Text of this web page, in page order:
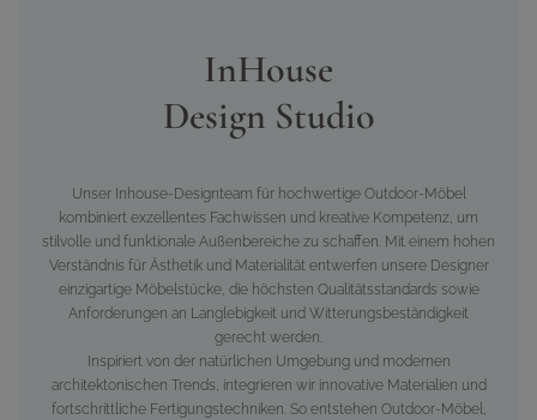
InHouse
Design Studio
Unser Inhouse-Designteam für hochwertige Outdoor-Möbel
kombiniert exzellentes Fachwissen und kreative Kompetenz, um
stilvolle und funktionale Außenbereiche zu schaffen. Mit einem hohen
Verständnis für Ästhetik und Materialität entwerfen unsere Designer
einzigartige Möbelstücke, die höchsten Qualitätsstandards sowie
Anforderungen an Langlebigkeit und Witterungsbeständigkeit
gerecht werden.
Inspiriert von der natürlichen Umgebung und modernen
architektonischen Trends, integrieren wir innovative Materialien und
fortschrittliche Fertigungstechniken. So entstehen Outdoor-Möbel,